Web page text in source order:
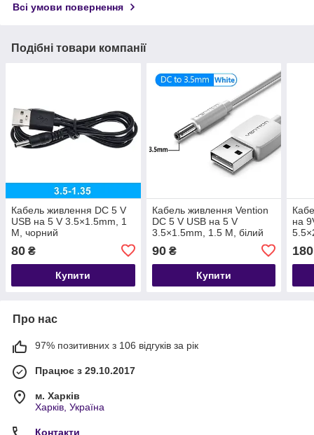
Всі умови повернення
Подібні товари компанії
Кабель живлення DC 5 V
USB на 5 V 3.5×1.5mm, 1
М, чорний
80 ₴
Купити
Кабель живлення Vention
DC 5 V USB на 5 V
3.5×1.5mm, 1.5 М, білий
90₴
Купити
на
180
Про нас
97% позитивних з 106 відгуків за рік
Працює з 29.10.2017
м. Харків
Харків, Україна
Контакти